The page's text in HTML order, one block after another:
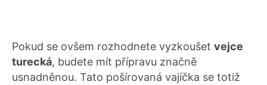
Pokud se ovšem rozhodnete vyzkoušet vejce
turecká, budete mít přípravu značně
usnadněnou. Tato pošírovaná vajíčka se totiž